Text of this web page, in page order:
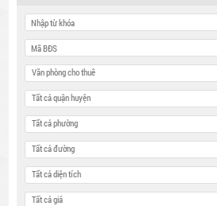
Văn phòng cho thuê
Tất cả quận huyện
Tất cả phường
Tất cả đường
Tất cả diện tích
Tất cả giá